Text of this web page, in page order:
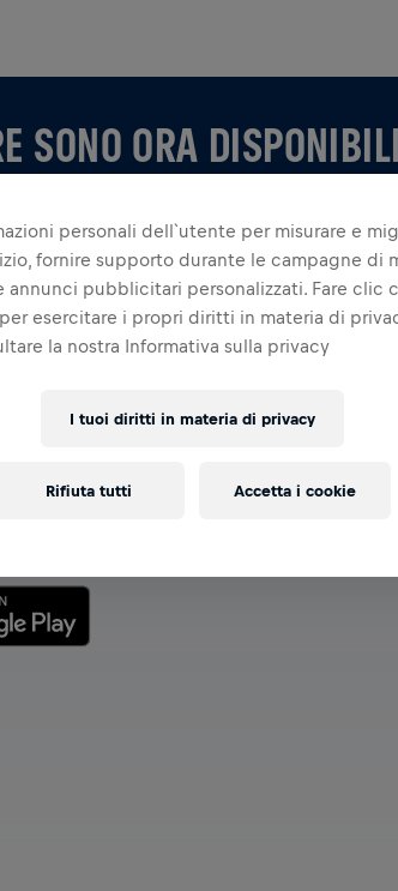
SONO ORA
la tua, esplora tutto ciò che riguarda le
classifica e festeggia insieme.
personali dell`utente per misurare e
fornire supporto durante le campagne di
pubblicitari personalizzati. Fare clic
esercitare i propri diritti in materia di
la nostra Informativa sulla privacy
I tuoi diritti in materia di privacy
Rifiuta tutti Accetta i cookie